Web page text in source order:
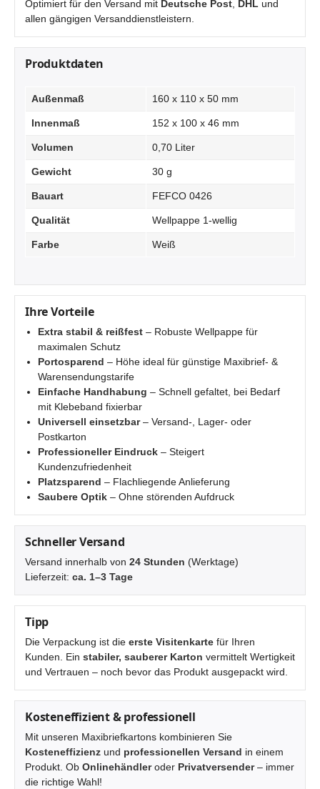
Optimiert für den Versand mit Deutsche Post DHL und
allen gängigen Versanddienstleistern.
Produktdaten
Außenmaß 160 x 110 x 50 mm
Innenmaß 152 x 100 x 46 mm
Volumen 0,70 Liter
Gewicht 30 g
Bauart FEFCO 0426
Qualität Wellpappe 1-wellig
Farbe Weiß
Ihre Vorteile
Extra stabil & reißfest – Robuste Wellpappe für
maximalen Schutz
Portosparend – Höhe ideal für günstige Maxibrief- &
Warensendungstarife
Einfache Handhabung – Schnell gefaltet, bei Bedarf
mit Klebeband fixierbar
Universell einsetzbar– Versand-, Lager- oder
Postkarton
Professioneller Eindruck – Steigert
Kundenzufriedenheit
Platzsparend – Flachliegende Anlieferung
Saubere Optik – Ohne störenden Aufdruck
Schneller Versand
Versand innerhalb von 24 Stunden (Werktage)
Lieferzeit: ca. 1–3 Tage
Tipp
Die Verpackung ist die erste Visitenkarte für Ihren
Kunden. Ein stabiler, sauberer Karton vermittelt Wertigkeit
und Vertrauen – noch bevor das Produkt ausgepackt wird.
Kosteneffizient & professionell
Mit unseren Maxibriefkartons kombinieren Sie
Kosteneffizienz und professionellen Versand in einem
Produkt. Ob Onlinehändleroder Privatversender– immer
die richtige Wahl!